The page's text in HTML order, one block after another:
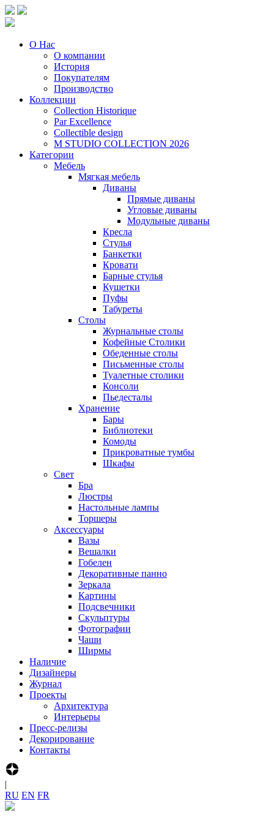
О Нас
О компании
История
Покупателям
Производство
Коллекции
Collection Historique
Par Excellence
Collectible design
M STUDIO COLLECTION 2026
Категории
Мебель
Мягкая мебель
Диваны
Прямые диваны
Угловые диваны
Модульные диваны
Кресла
Стулья
Банкетки
Кровати
Барные стулья
Кушетки
Пуфы
Табуреты
Столы
Журнальные столы
Кофейные Столики
Обеденные столы
Письменные столы
Туалетные столики
Консоли
Пьедесталы
Хранение
Бары
Библиотеки
Комоды
Прикроватные тумбы
Шкафы
Свет
Бра
Люстры
Настольные лампы
Торшеры
Аксессуары
Вазы
Вешалки
Гобелен
Декоративные панно
Зеркала
Картины
Подсвечники
Скульптуры
Фотографии
Чаши
Ширмы
Наличие
Дизайнеры
Журнал
Проекты
Архитектура
Интерьеры
Пресс-релизы
Декорирование
Контакты
|
R‍U E‍N F‍R